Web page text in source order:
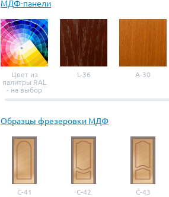
МДФ-панели
Цвет из
палитры RAL
- на выбор
L-36 A-30
Образцы фрезеровки МДФ
С-41 С-42 С-43